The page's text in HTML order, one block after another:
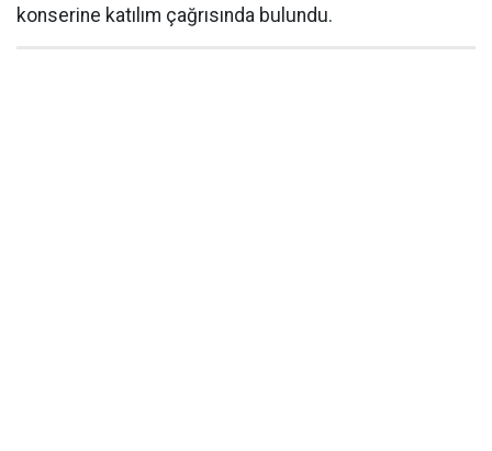
konserine katılım çağrısında bulundu.